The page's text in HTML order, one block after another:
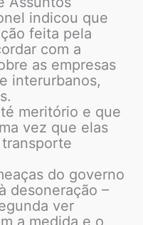
indicou que
feita pela
com a
as empresas
interurbanos,
meritório e que
vez que elas
do governo
desoneração –
ver